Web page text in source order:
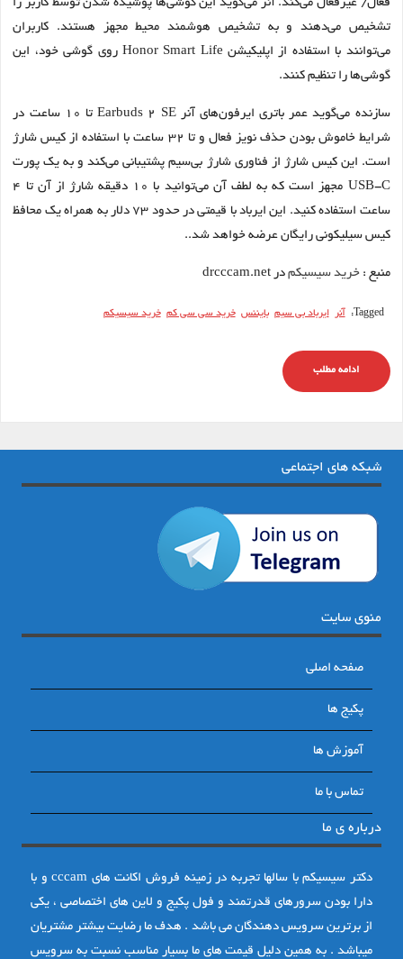
فعال/ غیرفعال می‌کند. آنر می‌گوید این گوشی‌ها پوشیده شدن توسط کاربر را
تشخیص می‌دهند و به تشخیص هوشمند محیط مجهز هستند. کاربران
می‌توانند با استفاده از اپلیکیشن Honor Smart Life روی گوشی خود، این
گوشی‌ها را تنظیم کنند.
سازنده می‌گوید عمر باتری ایرفون‌های آنر Earbuds 2 SE تا ۱۰ ساعت در
شرایط خاموش بودن حذف نویز فعال و تا ۳۲ ساعت با استفاده از کیس شارژ
است. این کیس شارژ از فناوری شارژ بی‌سیم پشتیبانی می‌کند و به یک پورت
USB-C مجهز است که به لطف آن می‌توانید با ۱۰ دقیقه شارژ از آن تا ۴
ساعت استفاده کنید. این ایرباد با قیمتی در حدود ۷۳ دلار به همراه یک محافظ
کیس سیلیکونی رایگان عرضه خواهد شد..
منبع :خرید سیسیکم در drcccam.net
Tagged: آنر ایرباد بی سیم بایننس خرید سی سی کم خرید سیسیکم
ادامه مطلب
شبکه های اجتماعی
منوی سایت
صفحه اصلی
پکیج ها
آموزش ها
تماس با ما
درباره ی ما
دکتر سیسیکم با سالها تجربه در زمینه فروش اکانت های cccam و با
دارا بودن سرورهای قدرتمند و فول پکیج و لاین های اختصاصی ، یکی
از برترین سرویس دهندگان می باشد . هدف ما رضایت بیشتر مشتریان
میباشد . به همین دلیل قیمت های ما بسیار مناسب نسبت به سرویس